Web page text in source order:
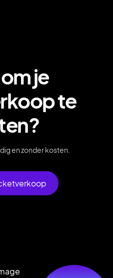
je
te
en zonder kosten.